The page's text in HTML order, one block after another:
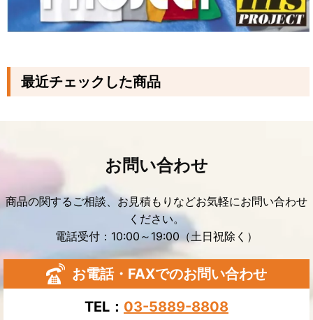
最近チェックした商品
お問い合わせ
商品の関するご相談、お見積もりなどお気軽にお問い合わせ
ください。
電話受付：10:00～19:00（土日祝除く）
お電話・FAXでのお問い合わせ
TEL： 03-5889-8808